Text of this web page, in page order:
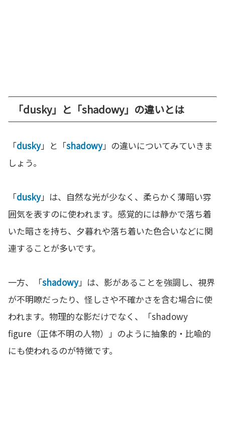
「dusky」と「shadowy」の違いとは
「dusky」と「shadowy」の違いについてみていきま
しょう。
「dusky」は、自然な光が少なく、柔らかく薄暗い雰
囲気を表すのに使われます。感覚的には静かで落ち着
いた暗さを持ち、夕暮れや落ち着いた色合いなどに関
連することが多いです。
一方、「shadowy」は、影があることを強調し、視界
が不明瞭だったり、怪しさや不確かさを含む場合に使
われます。物理的な影だけでなく、「shadowy
figure（正体不明の人物）」のように抽象的・比喩的
にも使われるのが特徴です。